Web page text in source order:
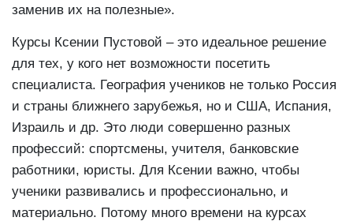
заменив их на полезные».
Курсы Ксении Пустовой – это идеальное решение
для тех, у кого нет возможности посетить
специалиста. География учеников не только Россия
и страны ближнего зарубежья, но и США, Испания,
Израиль и др. Это люди совершенно разных
профессий: спортсмены, учителя, банковские
работники, юристы. Для Ксении важно, чтобы
ученики развивались и профессионально, и
материально. Потому много времени на курсах